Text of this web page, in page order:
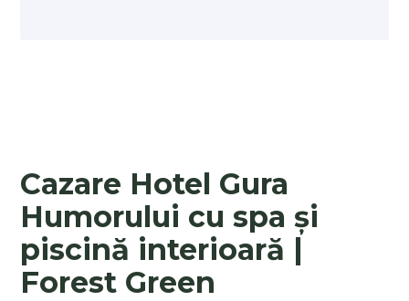
Cazare Hotel Gura
Humorului cu spa și
piscină interioară |
Forest Green